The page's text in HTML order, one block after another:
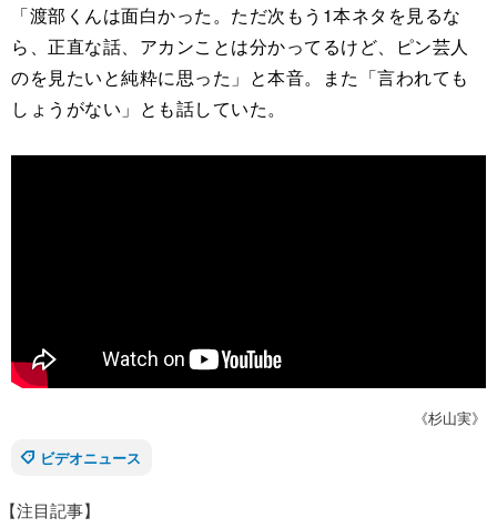
「渡部くんは面白かった。ただ次もう1本ネタを見るな
ら、正直な話、アカンことは分かってるけど、ピン芸人
のを見たいと純粋に思った」と本音。また「言われても
しょうがない」とも話していた。
《杉山実》
ビデオニュース
【注目記事】